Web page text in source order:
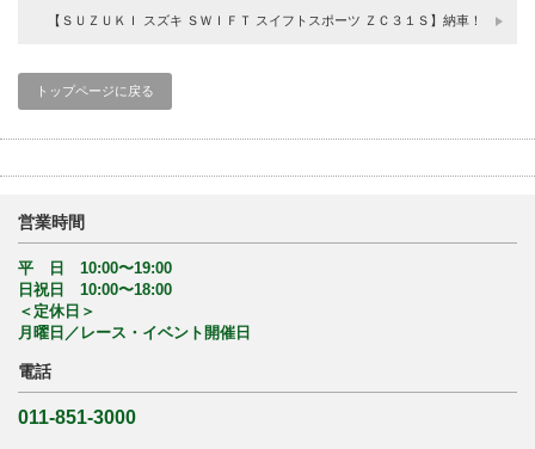
【ＳＵＺＵＫＩ スズキ ＳＷＩＦＴ スイフトスポーツ ＺＣ３１Ｓ】納車！
トップページに戻る
営業時間
平 日 10:00〜19:00
日祝日 10:00〜18:00
＜定休日＞
月曜日／レース・イベント開催日
電話
011-851-3000